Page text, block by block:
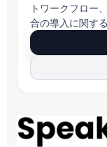
トワークフロー
合の導入に関す